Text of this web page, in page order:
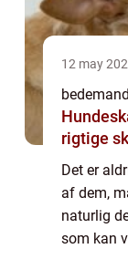
12 may
bedemand
rigtige
Det er
af dem,
naturlig
som kan